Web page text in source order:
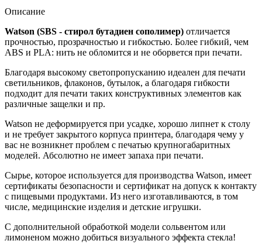
Описание
Watson (SBS - стирол бутадиен сополимер) отличается
прочностью, прозрачностью и гибкостью. Более гибкий, чем
ABS и PLA: нить не обломится и не оборвется при печати.
Благодаря высокому светопропусканию идеален для печати
светильников, флаконов, бутылок, а благодаря гибкости
подходит для печати таких конструктивных элементов как
различные защелки и пр.
Watson не деформируется при усадке, хорошо липнет к столу
и не требует закрытого корпуса принтера, благодаря чему у
вас не возникнет проблем с печатью крупногабаритных
моделей. Абсолютно не имеет запаха при печати.
Сырье, которое используется для производства Watson, имеет
сертификаты безопасности и сертификат на допуск к контакту
с пищевыми продуктами. Из него изготавливаются, в том
числе, медицинские изделия и детские игрушки.
С дополнительной обработкой модели сольвентом или
лимоненом можно добиться визуального эффекта стекла!